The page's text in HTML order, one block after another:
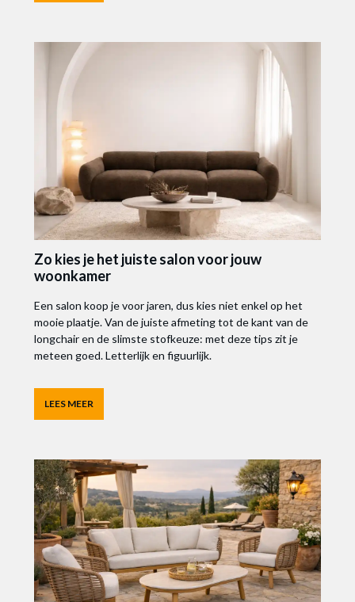
Zo kies je het juiste salon voor jouw
woonkamer
Een salon koop je voor jaren, dus kies niet enkel op het
mooie plaatje. Van de juiste afmeting tot de kant van de
longchair en de slimste stofkeuze: met deze tips zit je
meteen goed. Letterlijk en figuurlijk.
LEES MEER